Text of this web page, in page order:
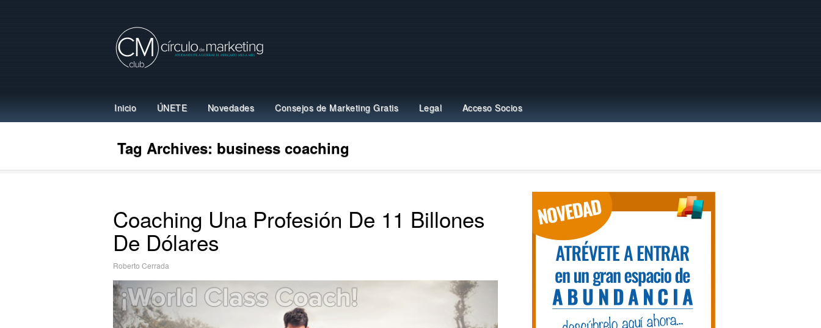
Inicio ÚNETE Novedades Consejos de Marketing Gratis Legal Acceso Socios
Tag Archives: business coaching
Coaching Una Profesión De 11 Billones
De Dólares
Roberto Cerrada